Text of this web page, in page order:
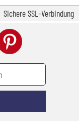
Sichere SSL-Verbindung